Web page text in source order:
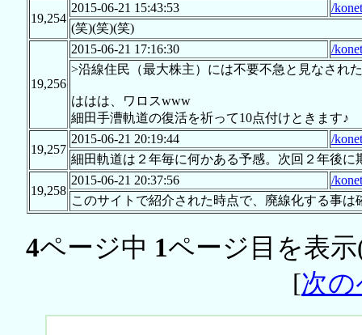
19,254
2015-06-21 15:43:53
/
(笑)(笑)(笑)
19,256
2015-06-21 17:16:30
/
>沿線住民（最大株主）には不要不急と見なされ
ははは、ワロスwww
細田手漕軌道の復活を祈って10点付けときます♪
19,257
2015-06-21 20:19:44
/
細田軌道は２年毎に何かある予感。次回２年後に
19,258
2015-06-21 20:37:56
/
このサイトで紹介された時点で、廃線化する事
4ページ中 1ページ目を表
[次